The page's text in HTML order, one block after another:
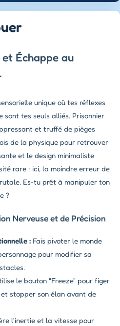
Échappe au
unique où tes réflexes
tes seuls alliés. Prisonnier
et truffé de pièges
de la physique pour retrouver
et le design minimaliste
rare : ici, la moindre erreur de
Es-tu prêt à manipuler ton
?
Nerveuse et de Précision
: Fais pivoter le monde
pour modifier sa
le bouton "Freeze" pour figer
stopper son élan avant de
l'inertie et la vitesse pour